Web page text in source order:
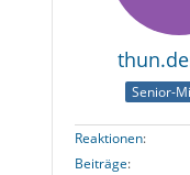
Senior-
Reaktionen
Beiträge